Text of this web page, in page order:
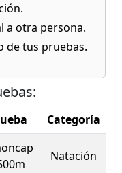
a otra persona.
de tus pruebas.
Categoría
Natación